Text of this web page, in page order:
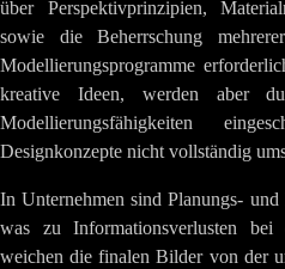
über Perspektivprinzipien,
sowie die Beherrschung
Modellierungsprogramme
kreative Ideen, werden aber
Modellierungsfähigkeiten
Designkonzepte nicht vollständig
In Unternehmen sind Planungs-
was zu Informationsverlusten
weichen die finalen Bilder von der